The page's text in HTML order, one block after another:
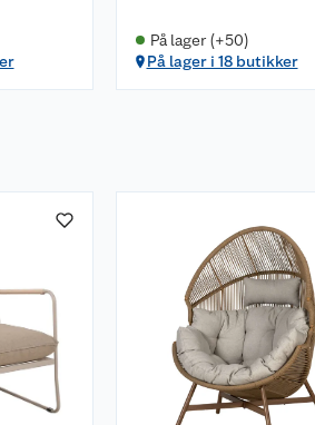
med fuktig
i henhold til
dine
dem. Når
skal
tørt og
På lager (+50)
På lager i 18 butikker